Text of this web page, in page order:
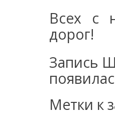
Всех с
дорог!
Запись
Метки к